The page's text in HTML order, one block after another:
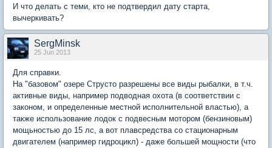
И что делать с теми, кто не подтвердил дату старта,
вычеркивать?
SergMinsk
25 Jun 2013
Для справки.
На "базовом" озере Струсто разрешены все виды рыбалки, в т.ч.
активные виды, например подводная охота (в соответствии с
законом, и определенные местной исполнительной властью), а
также использование лодок с подвесным мотором (бензиновым)
мощьностью до 15 лс, а вот плавсредства со стационарным
двигателем (например гидроцикл) - даже большей мощности (что